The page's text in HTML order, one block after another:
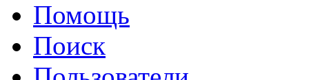
Помощь
Поиск